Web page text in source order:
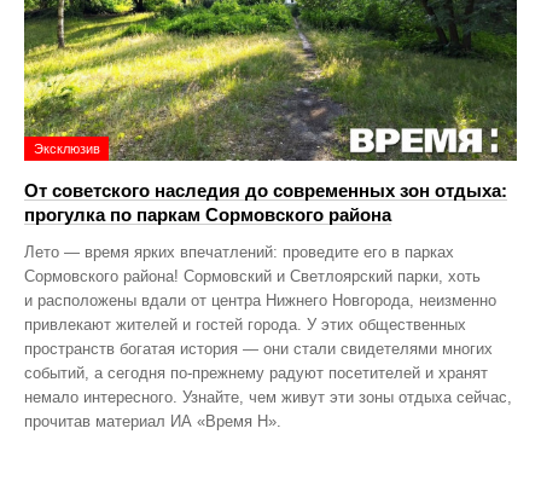
Эксклюзив
От советского наследия до современных зон отдыха:
прогулка по паркам Сормовского района
Лето — время ярких впечатлений: проведите его в парках
Сормовского района! Сормовский и Светлоярский парки, хоть
и расположены вдали от центра Нижнего Новгорода, неизменно
привлекают жителей и гостей города. У этих общественных
пространств богатая история — они стали свидетелями многих
событий, а сегодня по‑прежнему радуют посетителей и хранят
немало интересного. Узнайте, чем живут эти зоны отдыха сейчас,
прочитав материал ИА «Время Н».